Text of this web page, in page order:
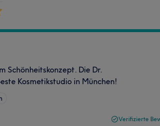
Schönheitskonzept. Die Dr.
Kosmetikstudio in München!
Verifizierte